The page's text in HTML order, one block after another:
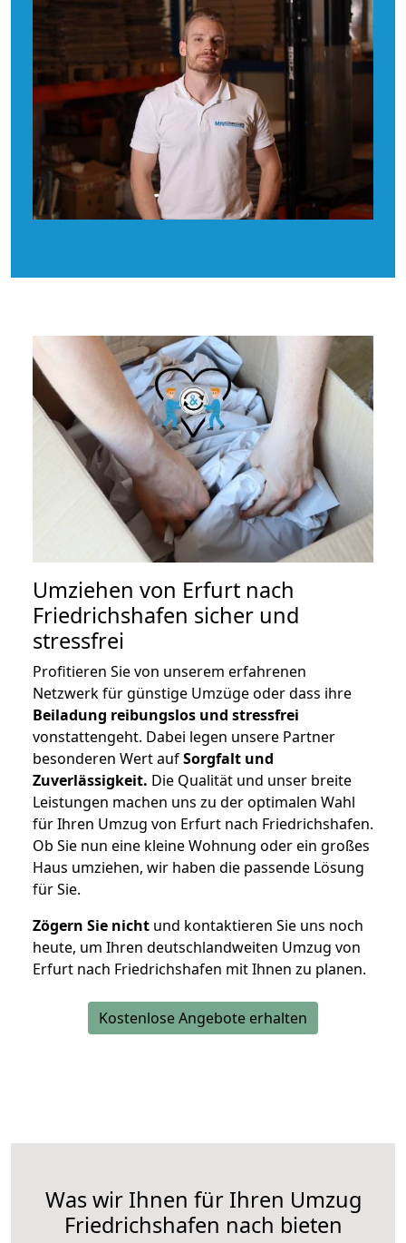
Umziehen von Erfurt nach
Friedrichshafen sicher und
stressfrei
Profitieren Sie von unserem erfahrenen
Netzwerk für günstige Umzüge oder dass ihre
Beiladung reibungslos und stressfrei
vonstattengeht. Dabei legen unsere Partner
besonderen Wert aufSorgfalt und
Zuverlässigkeit. Die Qualität und unser breite
Leistungen machen uns zu der optimalen Wahl
für Ihren Umzug von Erfurt nach Friedrichshafen.
Ob Sie nun eine kleine Wohnung oder ein großes
Haus umziehen, wir haben die passende Lösung
für Sie.
Zögern Sie nicht und kontaktieren Sie uns noch
heute, um Ihren deutschlandweiten Umzug von
Erfurt nach Friedrichshafen mit Ihnen zu planen.
Kostenlose Angebote erhalten
Was wir Ihnen für Ihren Umzug
Friedrichshafen nach bieten